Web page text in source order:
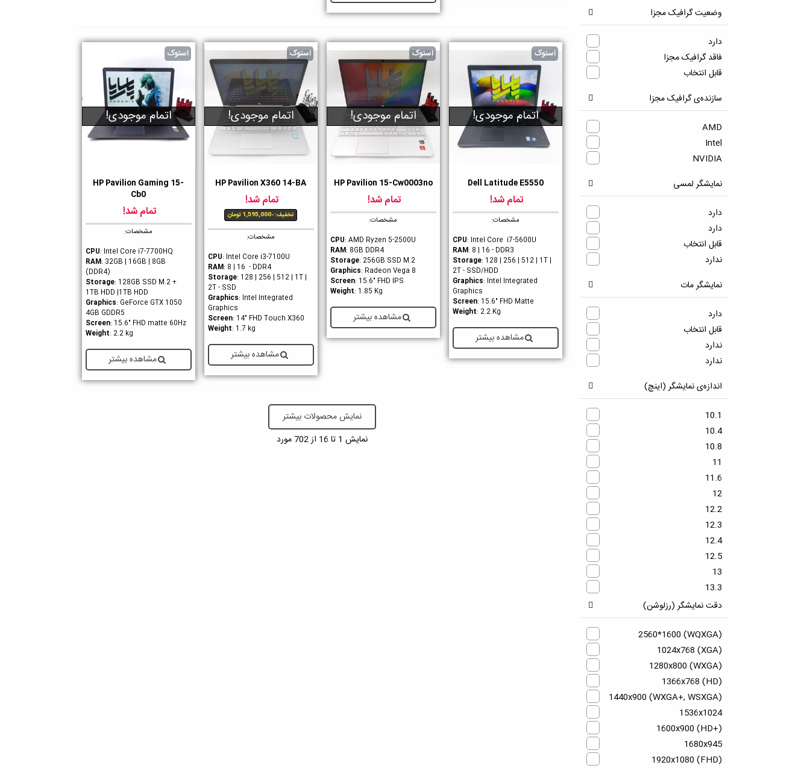
Mediatek Helio
Qualcomm Snapdragon
انتخاب
وضعیت گرافیک مجزا
دارد
فاقد گرافیک مجزا
قابل انتخاب
سازنده‌ی گرافیک مجزا
AMD
Intel
NVIDIA
نمایشگر لمسی
دارد
دارد
قابل انتخاب
ندارد
نمایشگر مات
دارد
قابل انتخاب
ندارد
ندارد
اندازه‌ی نمایشگر (اینچ)
10.1
10.4
10.8
11
11.6
12
12.2
12.3
12.4
12.5
13
13.3
13.4
13.5
14
14 | 15.6
14.1
14.4
15
15.3
15.4
15.6
15.6 | 17.3
دقت نمایشگر (رزلوشن)
(WQXGA) 2560*1600
1024x768 (XGA)
1280x800 (WXGA)
1366x768 (HD)
1440x900 (WXGA+, WSXGA)
1536x1024
1600x900 (HD+)
1680x945
1920x1080 (FHD)
استوک
اتمام موجودی!
دوست داشتن
Dell Latitude E5550
تمام شد!
مشخصات:
CPU: Intel Core i7-5600U
RAM: 8 | 16 - DDR3
Storage: 128 | 256 | 512 | 1T |
2T - SSD/HDD
Graphics: Intel Integrated
Graphics
Screen: 15.6" FHD Matte
Weight: 2.2 Kg
مشاهده بیشتر
استوک
اتمام موجودی!
دوست داشتن
HP Pavilion 15-Cw0003no
تمام شد!
مشخصات:
CPU: AMD Ryzen 5-2500U
RAM: 8GB DDR4
Storage: 256GB SSD M.2
Graphics: Radeon Vega 8
Screen: 15.6" FHD IPS
Weight: 1.85 Kg
مشاهده بیشتر
استوک
اتمام موجودی!
دوست داشتن
HP Pavilion X360 14-BA
تمام شد!
تخفیف:-1,595,000 تومان
مشخصات:
CPU: Intel Core i3-7100U
RAM: 8 | 16 - DDR4
Storage: 128 | 256 | 512 | 1T |
2T - SSD
Graphics: Intel Integrated
Graphics
Screen: 14" FHD Touch X360
Weight: 1.7 kg
مشاهده بیشتر
استوک
اتمام موجودی!
دوست داشتن
HP Pavilion Gaming 15-
Cb0
تمام شد!
مشخصات:
CPU: Intel Core i7-7700HQ
RAM: 32GB | 16GB | 8GB
(DDR4)
Storage: 128GB SSD M.2 +
1TB HDD |1TB HDD
Graphics: GeForce GTX 1050
4GB GDDR5
Screen: 15.6" FHD matte 60Hz
Weight: 2.2 kg
مشاهده بیشتر
نمایش محصولات بیشتر
نمایش 1 تا 16 از 702 مورد